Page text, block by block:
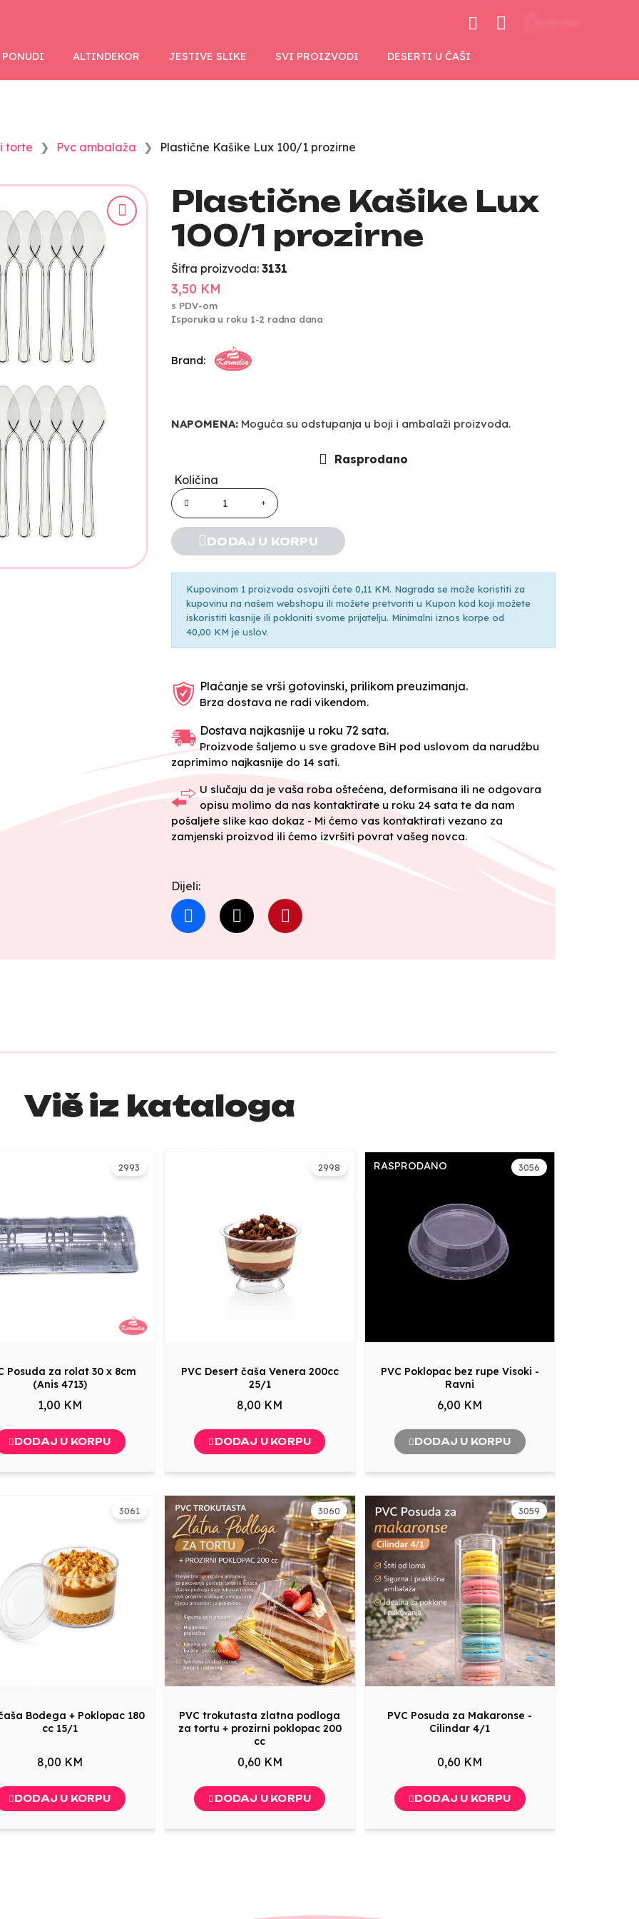
ALTINDEKOR JESTIVE SLIKE SVI PROIZVODI DESERTI U ČAŠI
torte Pvc ambalaža Plastične Kašike Lux 100/1 prozirne
Plastične Kašike Lux
100/1 prozirne
Šifra proizvoda: 3131
3,50 KM
s PDV-om
Isporuka u roku 1-2 radna dana
Brand:
NAPOMENA: Moguća su odstupanja u boji i ambalaži proizvoda.
Rasprodano
Količina
DODAJ U KORPU
Kupovinom 1 proizvoda osvojiti ćete 0,11 KM. Nagrada se može koristiti za
kupovinu na našem webshopu ili možete pretvoriti u Kupon kod koji možete
iskoristiti kasnije ili pokloniti svome prijatelju. Minimalni iznos korpe od
40,00 KM je uslov.
Plaćanje se vrši gotovinski, prilikom preuzimanja.
Brza dostava ne radi vikendom.
Dostava najkasnije u roku 72 sata.
Proizvode šaljemo u sve gradove BiH pod uslovom da narudžbu
zaprimimo najkasnije do 14 sati.
U slučaju da je vaša roba oštećena, deformisana ili ne odgovara
opisu molimo da nas kontaktirate u roku 24 sata te da nam
pošaljete slike kao dokaz - Mi ćemo vas kontaktirati vezano za
zamjenski proizvod ili ćemo izvršiti povrat vašeg novca.
Dijeli:
Više iz kataloga
2993
Posuda za rolat 30 x 8cm
(Anis 4713)
1,00 KM
DODAJ U KORPU
2998
PVC Desert čaša Venera 200cc
25/1
8,00 KM
DODAJ U KORPU
3056
RASPRODANO
PVC Poklopac bez rupe Visoki -
Ravni
6,00 KM
DODAJ U KORPU
3061
Bodega + Poklopac 180
cc 15/1
8,00 KM
DODAJ U KORPU
3060
PVC trokutasta zlatna podloga
za tortu + prozirni poklopac 200
cc
0,60 KM
DODAJ U KORPU
3059
PVC Posuda za Makaronse -
Cilindar 4/1
0,60 KM
DODAJ U KORPU